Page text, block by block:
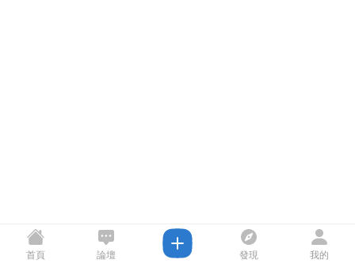
首頁 論壇 發現 我的